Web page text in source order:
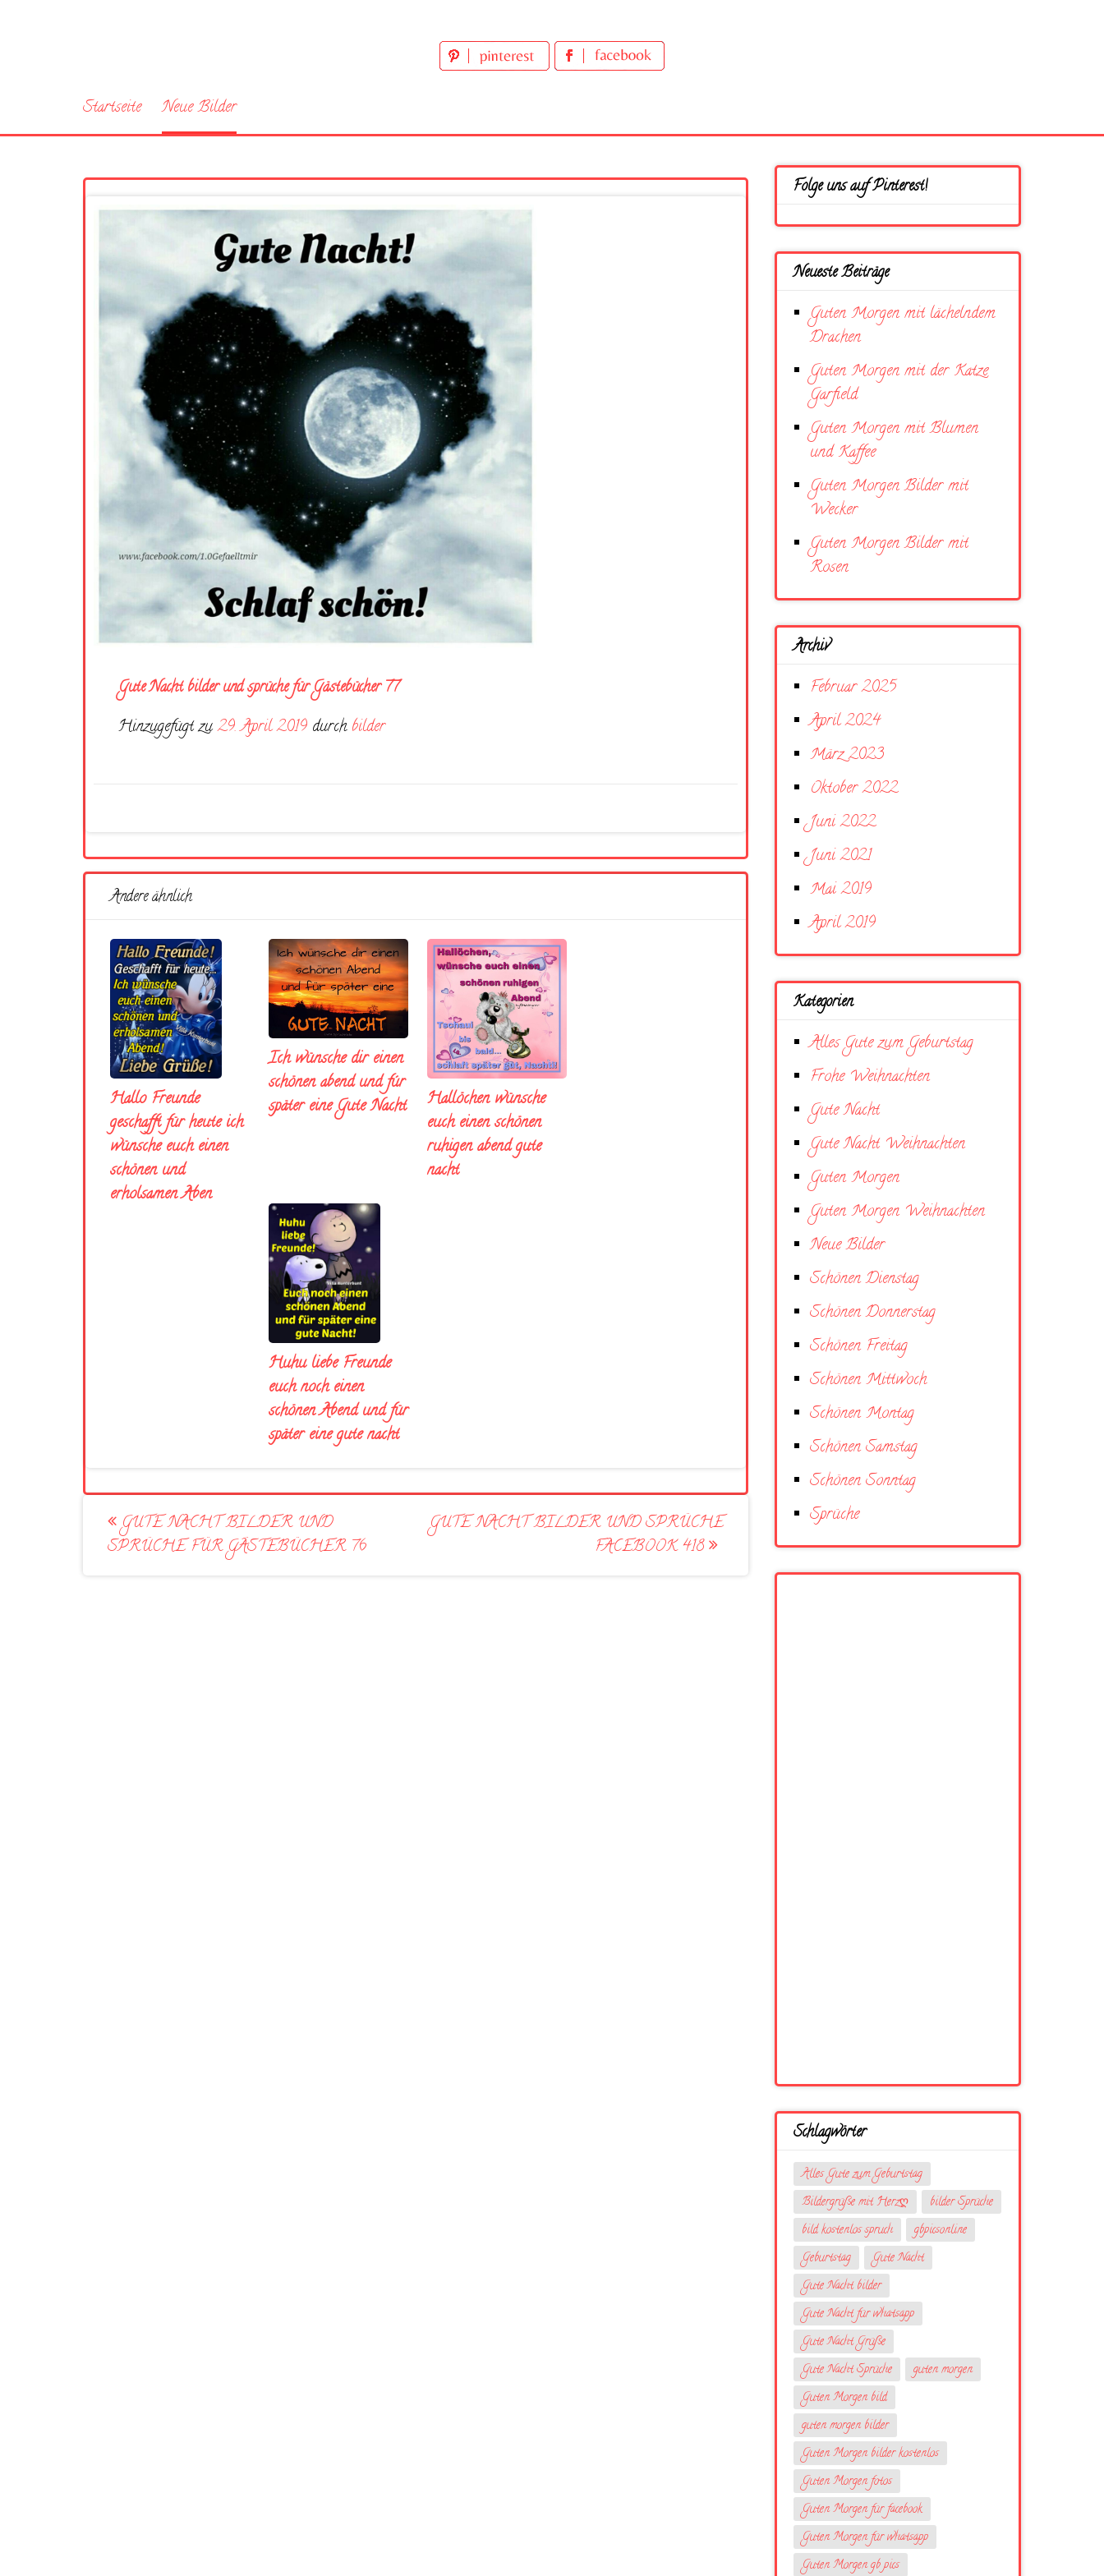
Startseite Neue Bilder
Gute Nacht bilder und sprüche für Gästebücher 77
Hinzugefügt zu29. April 2019 durch bilder
Andere ähnlich
Hallo Freunde
geschafft für heute ich
wünsche euch einen
schönen und
erholsamen Aben
Ich wünsche dir einen
schönen abend und fúr
später eine Gute Nacht
Hallöchen wünsche
euch einen schönen
ruhigen abend gute
nacht
Huhu liebe Freunde
euch noch einen
schönen Abend und für
später eine gute nacht
Post
navigation
GUTE NACHT BILDER UND
SPRÜCHE FÜR GÄSTEBÜCHER 76
GUTE NACHT BILDER UND SPRÜCHE
FACEBOOK 418
Folge uns auf Pinterest!
Neueste Beiträge
Guten Morgen mit lächelndem
Drachen
Guten Morgen mit der Katze
Garfield
Guten Morgen mit Blumen
und Kaffee
Guten Morgen Bilder mit
Wecker
Guten Morgen Bilder mit
Rosen
Archiv
Februar 2025
April 2024
März 2023
Oktober 2022
Juni 2022
Juni 2021
Mai 2019
April 2019
Kategorien
Alles Gute zum Geburtstag
Frohe Weihnachten
Gute Nacht
Gute Nacht Weihnachten
Guten Morgen
Guten Morgen Weihnachten
Neue Bilder
Schönen Dienstag
Schönen Donnerstag
Schönen Freitag
Schönen Mittwoch
Schönen Montag
Schönen Samstag
Schönen Sonntag
Sprüche
Schlagwörter
Alles Gute zum Geburtstag
Bildergrüße mit Herzღ
bilder Sprüche
bild kostenlos spruch
gbpicsonline
Geburtstag
Gute Nacht
Gute Nacht bilder
Gute Nacht für whatsapp
Gute Nacht Grüße
Gute Nacht Sprüche
guten morgen
Guten Morgen bild
guten morgen bilder
Guten Morgen bilder kostenlos
Guten Morgen fotos
Guten Morgen für facebook
Guten Morgen für whatsapp
Guten Morgen gb pics